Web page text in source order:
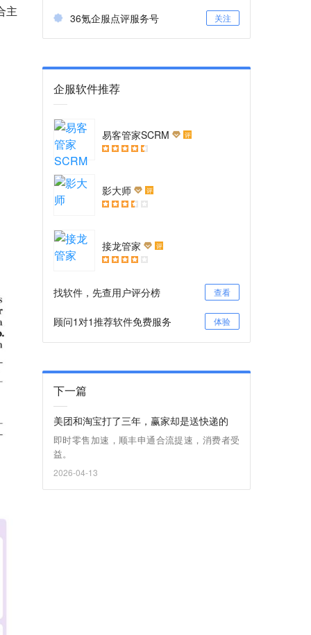
主 36氪企服点评服务号 关注
企服软件推荐
易客管家SCRM 评
影大师 评
接龙管家 评
找软件，先查用户评分榜 查看
顾问1对1推荐软件免费服务 体验
下一篇
美团和淘宝打了三年，赢家却是送快递的
即时零售加速，顺丰申通合流提速，消费者受
益。
2026-04-13